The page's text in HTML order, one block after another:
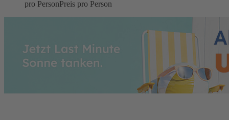
pro PersonPreis pro Person